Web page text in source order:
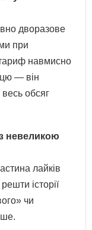
дворазове
при
навмисно
— він
обсяг
невеликою
лайків
історії
чи